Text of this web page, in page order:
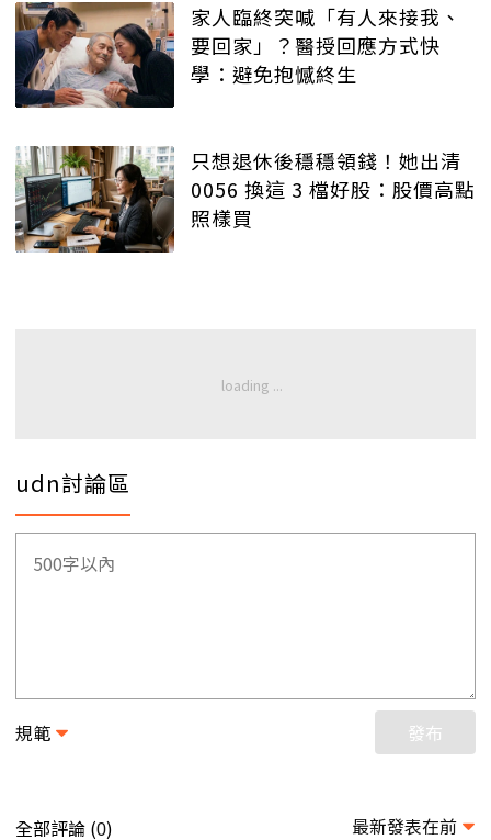
家人臨終突喊「有人來接我、
要回家」？醫授回應方式快
學：避免抱憾終生
只想退休後穩穩領錢！她出清
0056 換這 3 檔好股：股價高點
照樣買
udn討論區
規範 發布
全部評論 (0) 最新發表在前